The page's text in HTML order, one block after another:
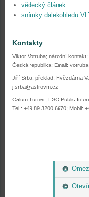
vědecký článek
snímky dalekohledu
Kontakty
Viktor Votruba; národní
Česká republika; Email:
Jiří Srba; překlad; Hvězdárna
j.srba@astrovm.cz
Calum Turner; ESO Public
Tel.: +49 89 3200 6670; Mobil: